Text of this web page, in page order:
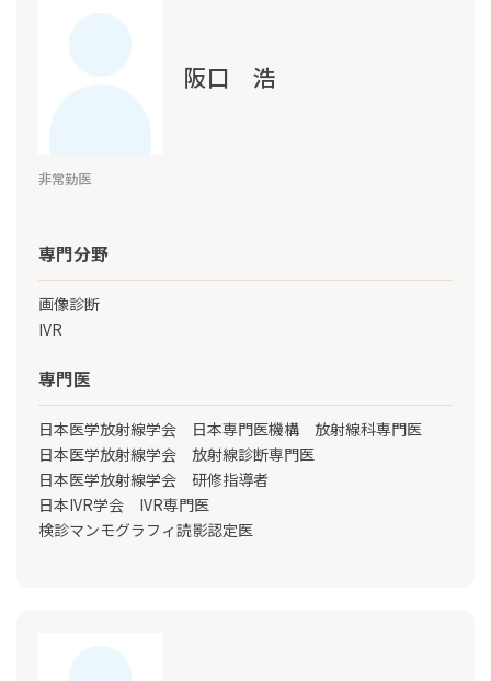
阪口 浩
非常勤医
専門分野
画像診断
IVR
専門医
日本医学放射線学会 日本専門医機構 放射線科専門医
日本医学放射線学会 放射線診断専門医
日本医学放射線学会 研修指導者
日本IVR学会 IVR専門医
検診マンモグラフィ読影認定医